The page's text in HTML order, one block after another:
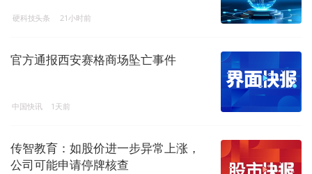
硬科技头条 21小时前
官方通报西安赛格商场坠亡事件
中国快讯 1天前
传智教育：如股价进一步异常上涨，
公司可能申请停牌核查